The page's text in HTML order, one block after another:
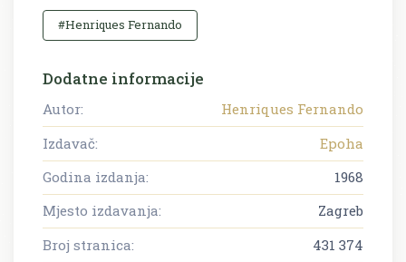
#Henriques Fernando
Dodatne informacije
Autor:
Henriques Fernando
Izdavač:
Epoha
Godina izdanja:
1968
Mjesto izdavanja:
Zagreb
Broj stranica:
431 374